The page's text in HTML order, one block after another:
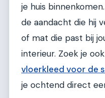
je huis
de aandacht die hij
of mat die past bij
interieur. Zoek je
vloerkleed voor de
je ochtend direct